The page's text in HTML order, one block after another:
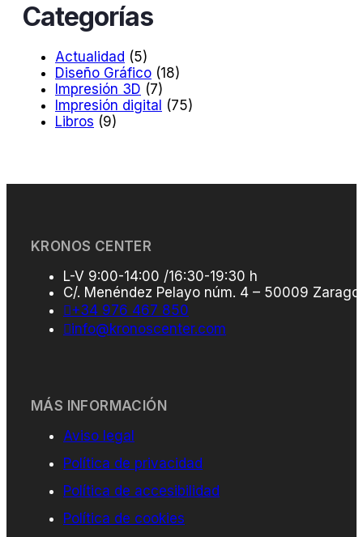
Categorías
Actualidad (5)
Diseño Gráfico (18)
Impresión 3D (7)
Impresión digital (75)
Libros (9)
KRONOS CENTER
L-V 9:00-14:00 /16:30-19:30 h
C/. Menéndez Pelayo núm. 4 – 50009
+34 976 467 850
info@kronoscenter.com
MÁS INFORMACIÓN
Aviso legal
Política de privacidad
Política de accesibilidad
Política de cookies